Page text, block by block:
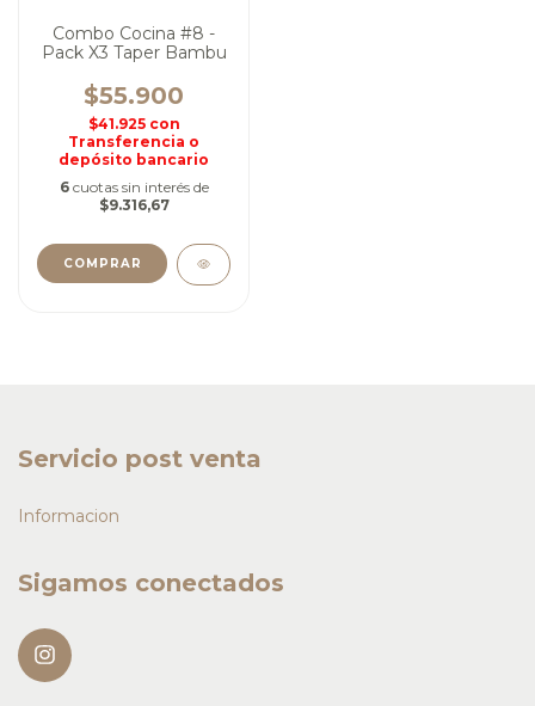
Combo Cocina #8 -
Pack X3 Taper Bambu
$55.900
$41.925 con
Transferencia o
depósito bancario
6 cuotas sin interés de
$9.316,67
Servicio post venta
Informacion
Sigamos conectados